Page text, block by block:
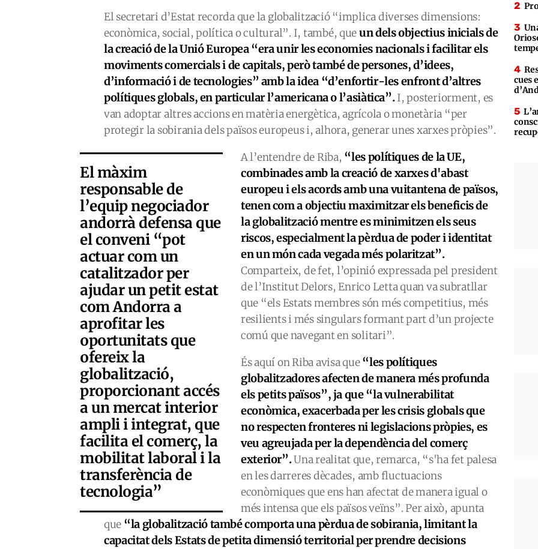
El secretari d’Estat recorda que la globalització “implica diverses dimensions:
econòmica, social, política o cultural”. I, també, queun dels objectius inicials de
la creació de la Unió Europea “era unir les economies nacionals i facilitar els
moviments comercials i de capitals, però també de persones, d’idees,
d’informació i de tecnologies” amb la idea “d’enfortir-les enfront d’altres
polítiques globals, en particular l’americana o l’asiàtica”.I, posteriorment, es
van adoptar altres accions en matèria energètica, agrícola o monetària “per
protegir la sobirania dels països europeus i, alhora, generar unes xarxes pròpies”.
El màxim
responsable de
l’equip negociador
andorrà defensa que
el conveni “pot
actuar com un
catalitzador per
ajudar un petit estat
com Andorra a
aprofitar les
oportunitats que
ofereix la
globalització,
proporcionant accés
a un mercat interior
ampli i integrat, que
facilita el comerç, la
mobilitat laboral i la
transferència de
tecnologia”
A l’entendre de Riba, “les polítiques de la UE,
combinades amb la creació de xarxes d'abast
europeu i els acords amb una vuitantena de països,
tenen com a objectiu maximitzar els beneficis de
la globalització mentre es minimitzen els seus
riscos, especialment la pèrdua de poder i identitat
en un món cada vegada més polaritzat”.
Comparteix, de fet, l’opinió expressada pel president
de l’Institut Delors, Enrico Letta quan va subratllar
que “els Estats membres són més competitius, més
resilients i més singulars formant part d’un projecte
comú que navegant en solitari”.
És aquí on Riba avisa que“les polítiques
globalitzadores afecten de manera més profunda
els petits països”, ja que “la vulnerabilitat
econòmica, exacerbada per les crisis globals que
no respecten fronteres ni legislacions pròpies, es
veu agreujada per la dependència del comerç
exterior”.Una realitat que, remarca, “s'ha fet palesa
en les darreres dècades, amb fluctuacions
econòmiques que ens han afectat de manera igual o
més intensa que els països veïns”. Per això, apunta
que “la globalització també comporta una pèrdua de sobirania, limitant la
capacitat dels Estats de petita dimensió territorial per prendre decisions
cues